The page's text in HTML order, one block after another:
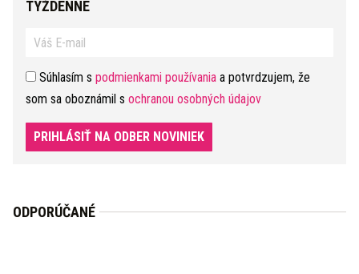
TÝŽDENNE
Súhlasím s podmienkami používania a potvrdzujem, že
som sa oboznámil s ochranou osobných údajov
PRIHLÁSIŤ NA ODBER NOVINIEK
ODPORÚČANÉ